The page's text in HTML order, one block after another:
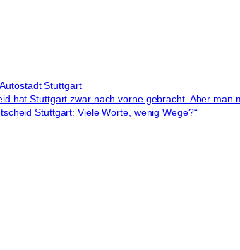
Stuttgart
hat Stuttgart zwar nach vorne gebracht. Aber
Stuttgart: Viele Worte, wenig Wege?“